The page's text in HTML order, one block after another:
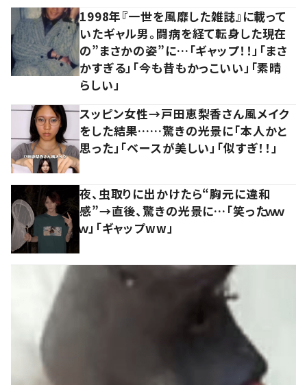
1998年『一世を風靡した雑誌』に載って
いたギャル男。闘病を経て転身した現在
の”まさかの姿”に…「ギャップ！！」「まさ
かすぎる」「今も昔もかっこいい」「素晴
らしい」
スッピン女性→戸田恵梨香さん風メイク
をした結果……驚きの光景に「本人かと
思った」「ベースが美しい」「似すぎ！！」
夜、虫取りに出かけたら“胸元に違和
感”→直後、驚きの光景に…「笑ったｗｗ
ｗ」「ギャップww」